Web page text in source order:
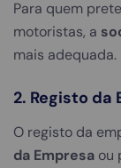
Para quem
motoristas, a
mais adequada.
2. Registo
O registo da
da Empresa ou